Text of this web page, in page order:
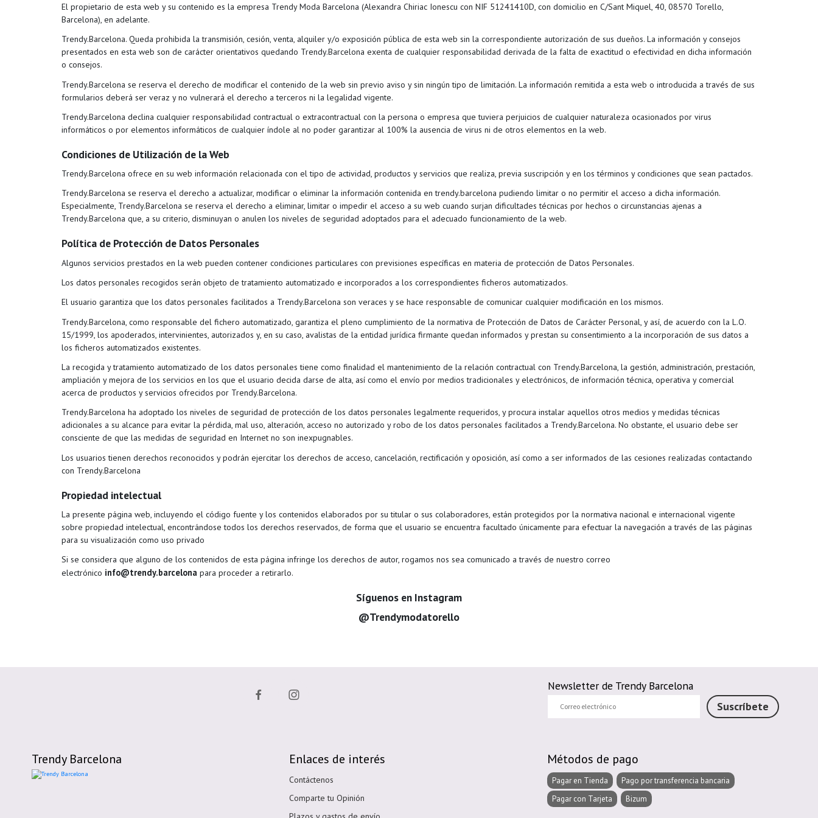
El propietario de esta web y su contenido es la empresa Trendy Moda Barcelona (Alexandra Chiriac Ionescu con NIF 51241410D, con domicilio en C/Sant Miquel, 40, 08570 Torello,
Barcelona), en adelante.
Trendy.Barcelona. Queda prohibida la transmisión, cesión, venta, alquiler y/o exposición pública de esta web sin la correspondiente autorización de sus dueños. La información y consejos
presentados en esta web son de carácter orientativos quedando Trendy.Barcelona exenta de cualquier responsabilidad derivada de la falta de exactitud o efectividad en dicha información
o consejos.
Trendy.Barcelona se reserva el derecho de modificar el contenido de la web sin previo aviso y sin ningún tipo de limitación. La información remitida a esta web o introducida a través de sus
formularios deberá ser veraz y no vulnerará el derecho a terceros ni la legalidad vigente.
Trendy.Barcelona declina cualquier responsabilidad contractual o extracontractual con la persona o empresa que tuviera perjuicios de cualquier naturaleza ocasionados por virus
informáticos o por elementos informáticos de cualquier índole al no poder garantizar al 100% la ausencia de virus ni de otros elementos en la web.
Condiciones de Utilización de la Web
Trendy.Barcelona ofrece en su web información relacionada con el tipo de actividad, productos y servicios que realiza, previa suscripción y en los términos y condiciones que sean pactados.
Trendy.Barcelona se reserva el derecho a actualizar, modificar o eliminar la información contenida en trendy.barcelona pudiendo limitar o no permitir el acceso a dicha información.
Especialmente, Trendy.Barcelona se reserva el derecho a eliminar, limitar o impedir el acceso a su web cuando surjan dificultades técnicas por hechos o circunstancias ajenas a
Trendy.Barcelona que, a su criterio, disminuyan o anulen los niveles de seguridad adoptados para el adecuado funcionamiento de la web.
Política de Protección de Datos Personales
Algunos servicios prestados en la web pueden contener condiciones particulares con previsiones específicas en materia de protección de Datos Personales.
Los datos personales recogidos serán objeto de tratamiento automatizado e incorporados a los correspondientes ficheros automatizados.
El usuario garantiza que los datos personales facilitados a Trendy.Barcelona son veraces y se hace responsable de comunicar cualquier modificación en los mismos.
Trendy.Barcelona, como responsable del fichero automatizado, garantiza el pleno cumplimiento de la normativa de Protección de Datos de Carácter Personal, y así, de acuerdo con la L.O.
15/1999, los apoderados, intervinientes, autorizados y, en su caso, avalistas de la entidad jurídica firmante quedan informados y prestan su consentimiento a la incorporación de sus datos a
los ficheros automatizados existentes.
La recogida y tratamiento automatizado de los datos personales tiene como finalidad el mantenimiento de la relación contractual con Trendy.Barcelona, la gestión, administración, prestación,
ampliación y mejora de los servicios en los que el usuario decida darse de alta, así como el envío por medios tradicionales y electrónicos, de información técnica, operativa y comercial
acerca de productos y servicios ofrecidos por Trendy.Barcelona.
Trendy.Barcelona ha adoptado los niveles de seguridad de protección de los datos personales legalmente requeridos, y procura instalar aquellos otros medios y medidas técnicas
adicionales a su alcance para evitar la pérdida, mal uso, alteración, acceso no autorizado y robo de los datos personales facilitados a Trendy.Barcelona. No obstante, el usuario debe ser
consciente de que las medidas de seguridad en Internet no son inexpugnables.
Los usuarios tienen derechos reconocidos y podrán ejercitar los derechos de acceso, cancelación, rectificación y oposición, así como a ser informados de las cesiones realizadas contactando
con Trendy.Barcelona
Propiedad intelectual
La presente página web, incluyendo el código fuente y los contenidos elaborados por su titular o sus colaboradores, están protegidos por la normativa nacional e internacional vigente
sobre propiedad intelectual, encontrándose todos los derechos reservados, de forma que el usuario se encuentra facultado únicamente para efectuar la navegación a través de las páginas
para su visualización como uso privado
Si se considera que alguno de los contenidos de esta página infringe los derechos de autor, rogamos nos sea comunicado a través de nuestro correo
electrónico info@trendy.barcelonapara proceder a retirarlo.
Síguenos en Instagram
@Trendymodatorello
Newsletter de Trendy Barcelona
electrónico
Suscríbete
Trendy Barcelona Enlaces de interés
Contáctenos
Comparte tu Opinión
Métodos de pago
Pagar en Tienda
Pago por transferencia bancaria
Pagar con Tarjeta
Bizum